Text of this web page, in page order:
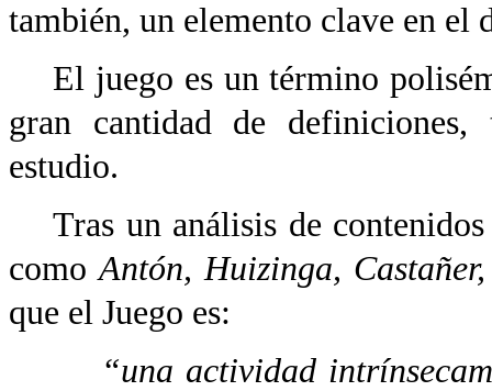
también, un elemento clave en el
El juego es un término
gran cantidad de definiciones,
estudio.
Tras un análisis de contenidos
comoAntón, Huizinga,
que el Juego es:
“una actividad